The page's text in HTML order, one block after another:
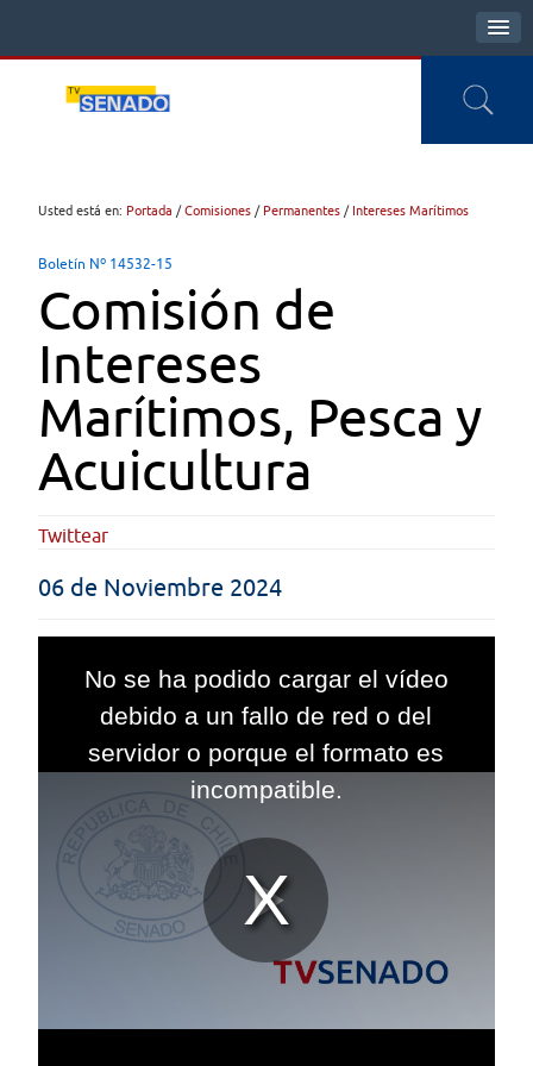
Usted está en: Portada /Comisiones / Permanentes / Intereses Marítimos
Boletín Nº 14532-15
Comisión de
Intereses
Marítimos, Pesca y
Acuicultura
Twittear
06 de Noviembre 2024
window.
No se ha podido cargar el vídeo
debido a un fallo de red o del
servidor o porque el formato es
incompatible.